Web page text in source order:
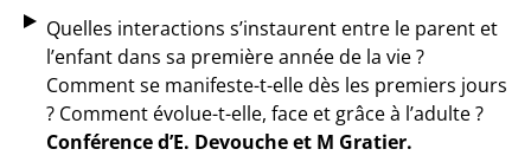
Quelles interactions s’instaurent entre le parent et
l’enfant dans sa première année de la vie ?
Comment se manifeste-t-elle dès les premiers jours
? Comment évolue-t-elle, face et grâce à l’adulte ?
Conférence d’E. Devouche et M Gratier.